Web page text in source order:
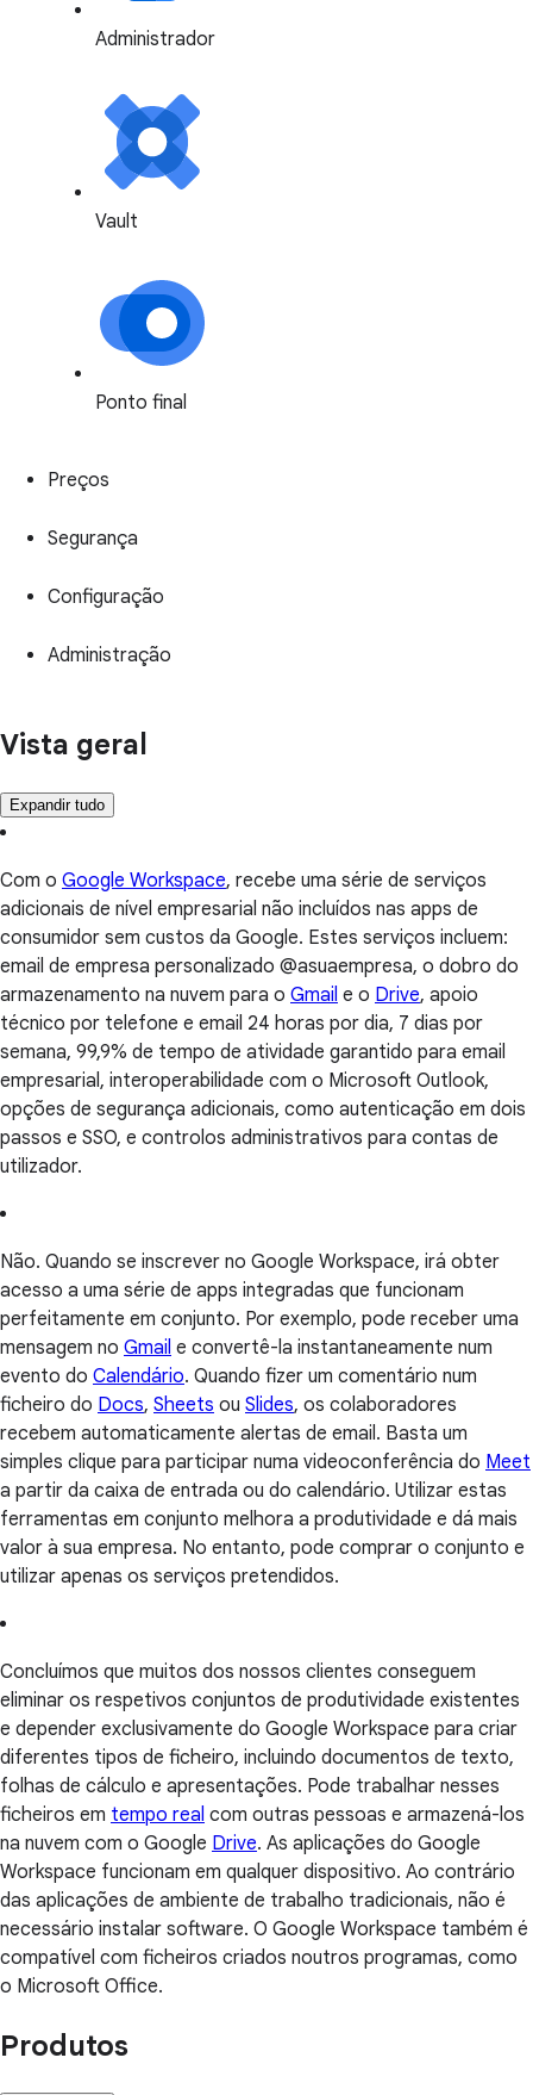
Administrador
Vault
Ponto final
Preços
Segurança
Configuração
Administração
Vista geral
Expandir tudo
Com o Google Workspace, recebe uma série de serviços
adicionais de nível empresarial não incluídos nas apps de
consumidor sem custos da Google. Estes serviços incluem:
email de empresa personalizado @asuaempresa, o dobro do
armazenamento na nuvem para o Gmail e o Drive, apoio
técnico por telefone e email 24 horas por dia, 7 dias por
semana, 99,9% de tempo de atividade garantido para email
empresarial, interoperabilidade com o Microsoft Outlook,
opções de segurança adicionais, como autenticação em dois
passos e SSO, e controlos administrativos para contas de
utilizador.
Não. Quando se inscrever no Google Workspace, irá obter
acesso a uma série de apps integradas que funcionam
perfeitamente em conjunto. Por exemplo, pode receber uma
mensagem no Gmail e convertê-la instantaneamente num
evento do Calendário. Quando fizer um comentário num
ficheiro do Docs, Sheets ou Slides, os colaboradores
recebem automaticamente alertas de email. Basta um
simples clique para participar numa videoconferência do Meet
a partir da caixa de entrada ou do calendário. Utilizar estas
ferramentas em conjunto melhora a produtividade e dá mais
valor à sua empresa. No entanto, pode comprar o conjunto e
utilizar apenas os serviços pretendidos.
Concluímos que muitos dos nossos clientes conseguem
eliminar os respetivos conjuntos de produtividade existentes
e depender exclusivamente do Google Workspace para criar
diferentes tipos de ficheiro, incluindo documentos de texto,
folhas de cálculo e apresentações. Pode trabalhar nesses
ficheiros em tempo real com outras pessoas e armazená-los
na nuvem com o Google Drive. As aplicações do Google
Workspace funcionam em qualquer dispositivo. Ao contrário
das aplicações de ambiente de trabalho tradicionais, não é
necessário instalar software. O Google Workspace também é
compatível com ficheiros criados noutros programas, como
o Microsoft Office.
Produtos